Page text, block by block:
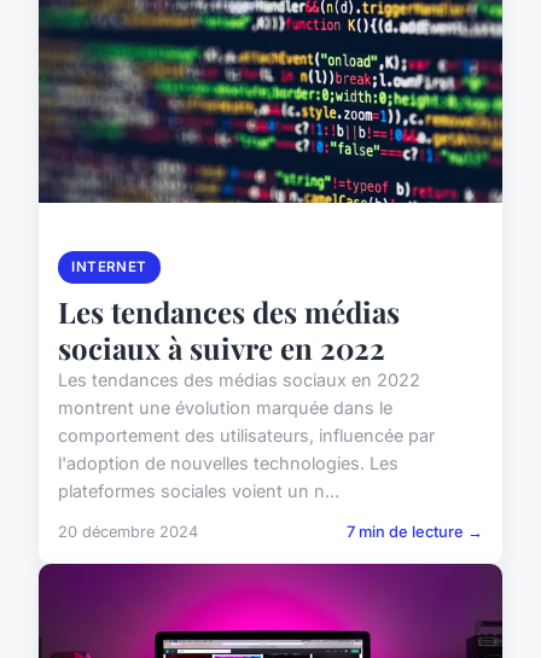
INTERNET
Les tendances des médias
sociaux à suivre en 2022
Les tendances des médias sociaux en 2022
montrent une évolution marquée dans le
comportement des utilisateurs, influencée par
l'adoption de nouvelles technologies. Les
plateformes sociales voient un n...
20 décembre 2024 7 min de lecture →